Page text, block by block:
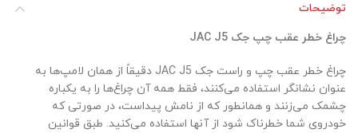
توضیحات
چراغ خطر عقب چپ جک JAC J5
چراغ خطر عقب چپ و راست جک JAC J5 دقیقاً از همان لامپ‌ها به
عنوان نشانگر استفاده می‌کنند، فقط همه آن چراغ‌ها را به یکباره
چشمک می‌زنند و همانطور که از نامش پیداست، در صورتی که
خودروی شما خطرناک شود از آنها استفاده می‌کنید. طبق قوانین